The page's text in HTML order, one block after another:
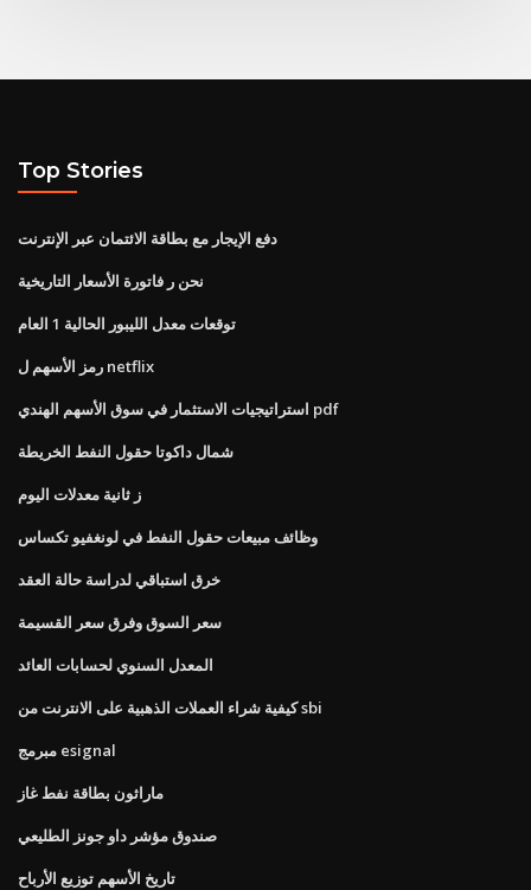
Top Stories
دفع الإيجار مع بطاقة الائتمان عبر الإنترنت
نحن ر فاتورة الأسعار التاريخية
توقعات معدل الليبور الحالية 1 العام
رمز الأسهم ل netflix
استراتيجيات الاستثمار في سوق الأسهم الهندي pdf
شمال داكوتا حقول النفط الخريطة
ز ثانية معدلات اليوم
وظائف مبيعات حقول النفط في لونغفيو تكساس
خرق استباقي لدراسة حالة العقد
سعر السوق وفرق سعر القسيمة
المعدل السنوي لحسابات العائد
كيفية شراء العملات الذهبية على الانترنت من sbi
مبرمج esignal
ماراثون بطاقة نفط غاز
صندوق مؤشر داو جونز الطليعي
تاريخ الأسهم توزيع الأرباح